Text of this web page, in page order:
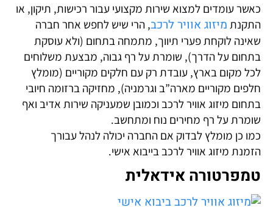
למצוא שירות מקצועי עבור רכישות, תיקון, או
מיזוג אוויר לרכב, הרי שיש לחפש אחר חברה
לוקחת פערי תיווך, מתמחה בתחום (ולא עוסקת
על הדרך), שומרת על רף גבוה, מבצעת משלוחים
בארץ, עובדת רק עם חלקים מקוריים (מומלץ
מקוריים מארה”ב וגרמניה), מחזיקה ברזומה חיובי
מיזוג אוויר לרכב וכמובן שמעניקה שירות אדיב ואף
על רף מחירים נוח ומתחשב.
מומלץ לבדוק אם החברה יכולה לנהל עבורך
אוויר לרכב בייבוא אישי.
אידאלית